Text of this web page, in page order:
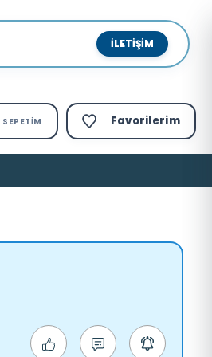
İLETIŞIM
SEPETIM Favorilerim